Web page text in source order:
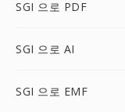
SGI 으로 PDF
SGI 으로 AI
SGI 으로 EMF